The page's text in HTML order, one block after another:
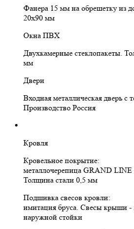
Фанера 15 мм на обрешетку из
20х90 мм
Окна ПВХ
Двухкамерные стеклопакеты.
мм
Двери
Входная металлическая дверь с
Производство Россия
Кровля
Кровельное покрытие:
металлочерепица GRAND LINE
Толщина стали 0,5 мм
Подшивка свесов кровли:
имитация бруса. Свесы крыши -
наружной стойки